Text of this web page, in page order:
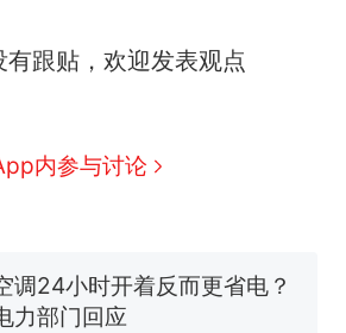
有跟贴，欢迎发表观点
内参与讨论
生
搬家报价570元，搬到楼下
调24小时开着反而更省电？
力部门回应